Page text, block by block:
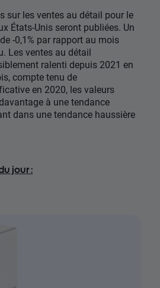
sur les ventes au détail pour le
États-Unis seront publiées. Un
-0,1% par rapport au mois
Les ventes au détail
ralenti depuis 2021 en
compte tenu de
en 2020, les valeurs
à une tendance
dans une tendance haussière
jour :